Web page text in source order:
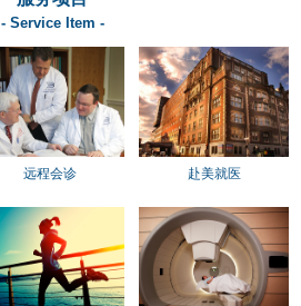
- Service Item -
远程会诊 赴美就医